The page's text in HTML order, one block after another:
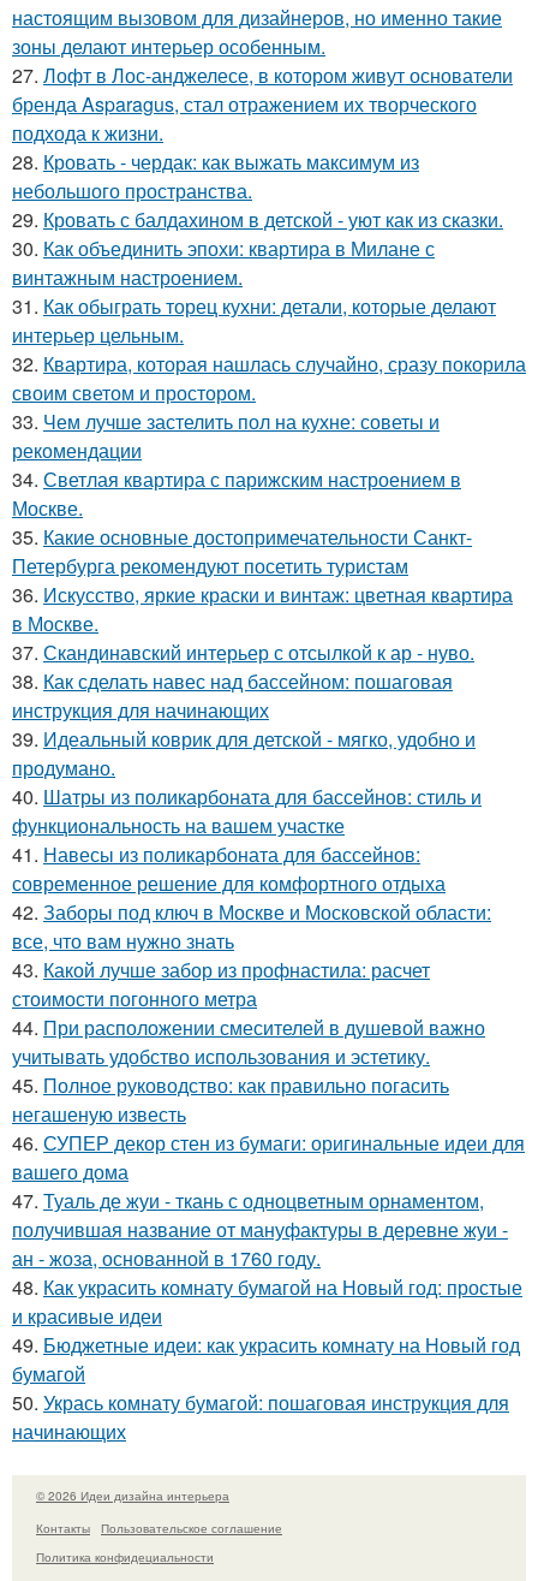
настоящим вызовом для дизайнеров, но именно такие
зоны делают интерьер особенным.
27. Лофт в Лос-анджелесе, в котором живут основатели
бренда Asparagus, стал отражением их творческого
подхода к жизни.
28. Кровать - чердак: как выжать максимум из
небольшого пространства.
29. Кровать с балдахином в детской - уют как из сказки.
30. Как объединить эпохи: квартира в Милане с
винтажным настроением.
31. Как обыграть торец кухни: детали, которые делают
интерьер цельным.
32. Квартира, которая нашлась случайно, сразу покорила
своим светом и простором.
33. Чем лучше застелить пол на кухне: советы и
рекомендации
34. Светлая квартира с парижским настроением в
Москве.
35. Какие основные достопримечательности Санкт-
Петербурга рекомендуют посетить туристам
36. Искусство, яркие краски и винтаж: цветная квартира
в Москве.
37. Скандинавский интерьер с отсылкой к ар - нуво.
38. Как сделать навес над бассейном: пошаговая
инструкция для начинающих
39. Идеальный коврик для детской - мягко, удобно и
продумано.
40. Шатры из поликарбоната для бассейнов: стиль и
функциональность на вашем участке
41. Навесы из поликарбоната для бассейнов:
современное решение для комфортного отдыха
42. Заборы под ключ в Москве и Московской области:
все, что вам нужно знать
43. Какой лучше забор из профнастила: расчет
стоимости погонного метра
44. При расположении смесителей в душевой важно
учитывать удобство использования и эстетику.
45. Полное руководство: как правильно погасить
негашеную известь
46. СУПЕР декор стен из бумаги: оригинальные идеи для
вашего дома
47. Туаль де жуи - ткань с одноцветным орнаментом,
получившая название от мануфактуры в деревне жуи -
ан - жоза, основанной в 1760 году.
48. Как украсить комнату бумагой на Новый год: простые
и красивые идеи
49. Бюджетные идеи: как украсить комнату на Новый год
бумагой
50. Укрась комнату бумагой: пошаговая инструкция для
начинающих
© 2026 Идеи дизайна интерьера
Контакты
Пользовательское соглашение
Политика конфидециальности